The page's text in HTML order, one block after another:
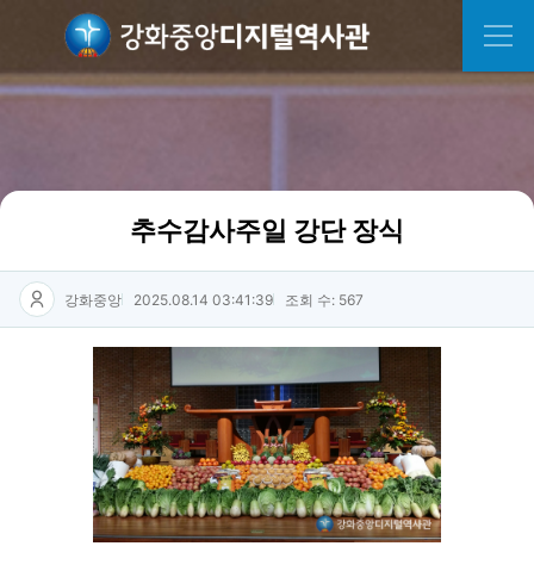
추수감사주일 강단 장식
강화중앙 2025.08.14 03:41:39 조회 수: 567